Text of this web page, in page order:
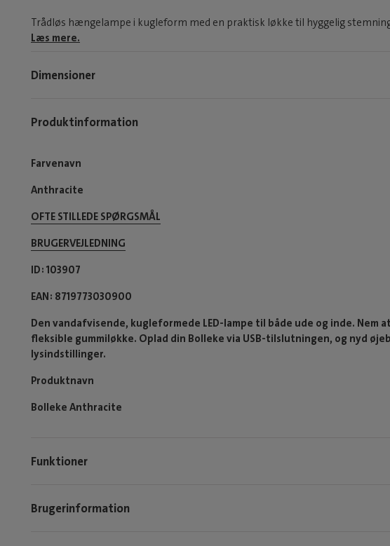
Trådløs hængelampe i kugleform med en praktisk løkke til hyggelig
Læs mere.
Dimensioner
Produktinformation
Farvenavn
Anthracite
OFTE STILLEDE SPØRGSMÅL
BRUGERVEJLEDNING
ID 103907
EAN 8719773030900
Den vandafvisende, kugleformede LED-lampe til både ude og inde. Nem
fleksible gummiløkke. Oplad din Bolleke via USB-tilslutningen, og nyd
lysindstillinger.
Produktnavn
Bolleke Anthracite
Funktioner
Brugerinformation